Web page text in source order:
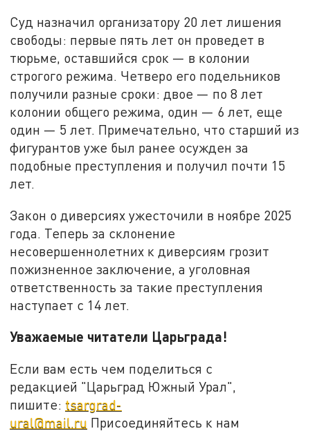
Суд назначил организатору 20 лет лишения
свободы: первые пять лет он проведет в
тюрьме, оставшийся срок — в колонии
строгого режима. Четверо его подельников
получили разные сроки: двое — по 8 лет
колонии общего режима, один — 6 лет, еще
один — 5 лет. Примечательно, что старший из
фигурантов уже был ранее осужден за
подобные преступления и получил почти 15
лет.
Закон о диверсиях ужесточили в ноябре 2025
года. Теперь за склонение
несовершеннолетних к диверсиям грозит
пожизненное заключение, а уголовная
ответственность за такие преступления
наступает с 14 лет.
Уважаемые читатели Царьграда!
Если вам есть чем поделиться с
редакцией "Царьград Южный Урал",
пишите: tsargrad-
ural@mail.ru Присоединяйтесь к нам